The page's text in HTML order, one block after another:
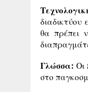
διαδικτύου
θα πρέπει
Γλώσσα: Οι
στο